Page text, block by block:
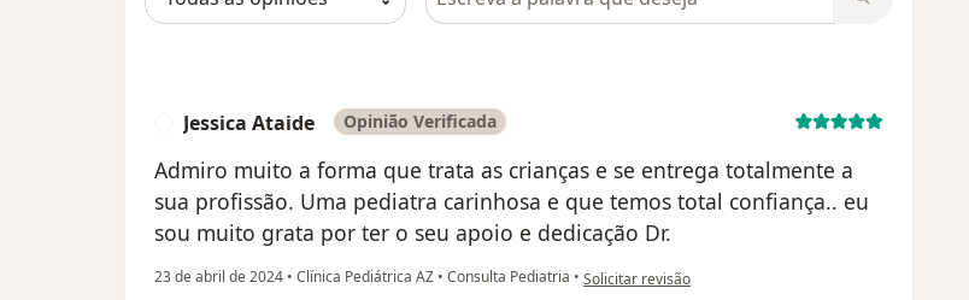
Jessica Ataide Opinião Verificada
Admiro muito a forma que trata as crianças e se entrega totalmente a
sua profissão. Uma pediatra carinhosa e que temos total confiança.. eu
sou muito grata por ter o seu apoio e dedicação Dr.
23 de abril de 2024 • Clínica Pediátrica AZ • Consulta Pediatria • na opinião do utilizador Jessica Ataide
Solicitar revisão